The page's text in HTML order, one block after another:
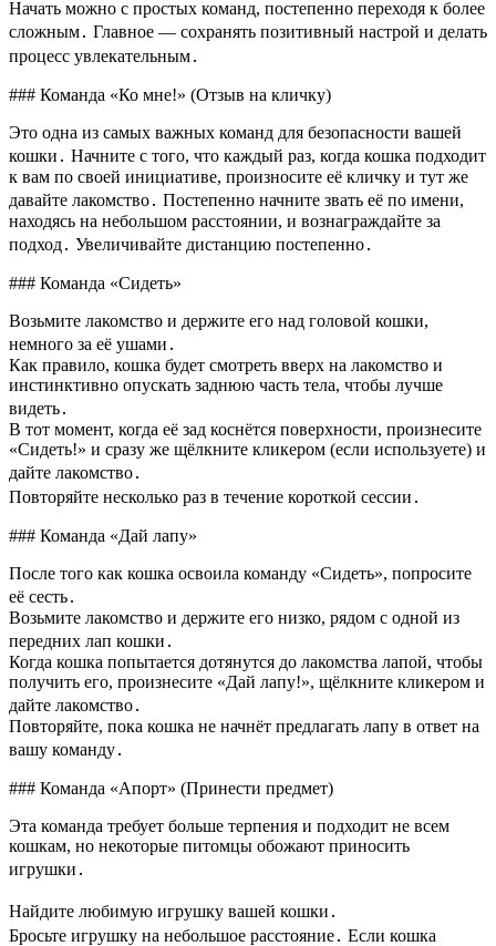
Начать можно с простых команд, постепенно переходя к более
сложным․ Главное — сохранять позитивный настрой и делать
процесс увлекательным․
### Команда «Ко мне!» (Отзыв на кличку)
Это одна из самых важных команд для безопасности вашей
кошки․ Начните с того, что каждый раз, когда кошка подходит
к вам по своей инициативе, произносите её кличку и тут же
давайте лакомство․ Постепенно начните звать её по имени,
находясь на небольшом расстоянии, и вознаграждайте за
подход․ Увеличивайте дистанцию постепенно․
### Команда «Сидеть»
Возьмите лакомство и держите его над головой кошки,
немного за её ушами․
Как правило, кошка будет смотреть вверх на лакомство и
инстинктивно опускать заднюю часть тела, чтобы лучше
видеть․
В тот момент, когда её зад коснётся поверхности, произнесите
«Сидеть!» и сразу же щёлкните кликером (если используете) и
дайте лакомство․
Повторяйте несколько раз в течение короткой сессии․
### Команда «Дай лапу»
После того как кошка освоила команду «Сидеть», попросите
её сесть․
Возьмите лакомство и держите его низко, рядом с одной из
передних лап кошки․
Когда кошка попытается дотянутся до лакомства лапой, чтобы
получить его, произнесите «Дай лапу!», щёлкните кликером и
дайте лакомство․
Повторяйте, пока кошка не начнёт предлагать лапу в ответ на
вашу команду․
### Команда «Апорт» (Принести предмет)
Эта команда требует больше терпения и подходит не всем
кошкам, но некоторые питомцы обожают приносить
игрушки․
Найдите любимую игрушку вашей кошки․
Бросьте игрушку на небольшое расстояние․ Если кошка